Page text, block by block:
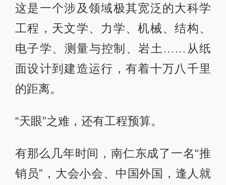
这是一个涉及领域极其宽泛的大科学
工程，天文学、力学、机械、结构、
电子学、测量与控制、岩土……从纸
面设计到建造运行，有着十万八千里
的距离。
“天眼”之难，还有工程预算。
有那么几年时间，南仁东成了一名“推
销员”，大会小会、中国外国，逢人就